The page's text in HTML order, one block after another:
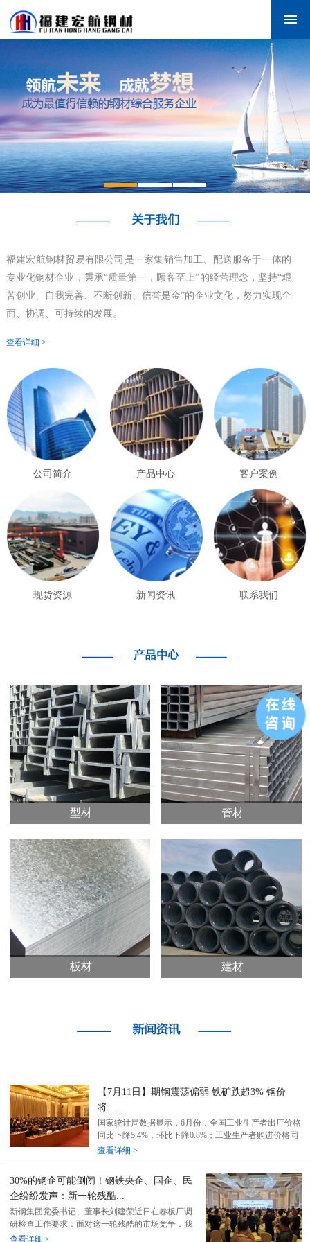
福建宏航钢材贸易有限公司是一家集销售加工、配送服务于一体的
专业化钢材企业，秉承“质量第一，顾客至上”的经营理念，坚持“艰
苦创业、自我完善、不断创新、信誉是金”的企业文化，努力实现全
面、协调、可持续的发展。
查看详细 >
公司简介 产品中心 客户案例
现货资源 新闻资讯 联系我们
型材 管材
板材 建材
【7月11日】期钢震荡偏弱 铁矿跌超3% 钢价
将......
国家统计局数据显示，6月份，全国工业生产者出厂价格
同比下降5.4%，环比下降0.8%；工业生产者购进价格同
比下降6.5%，环比下降1.1%。上半年，工业生产者出厂
查看详细 >
30%的钢企可能倒闭！钢铁央企、国企、民
企纷纷发声：新一轮残酷...
新钢集团党委书记、董事长刘建荣近日在卷板厂调
研检查工作要求：面对这一轮残酷的市场竞争，我
们一定要牢牢抓好品种优化提升工作。当前钢材市
查看详细 >